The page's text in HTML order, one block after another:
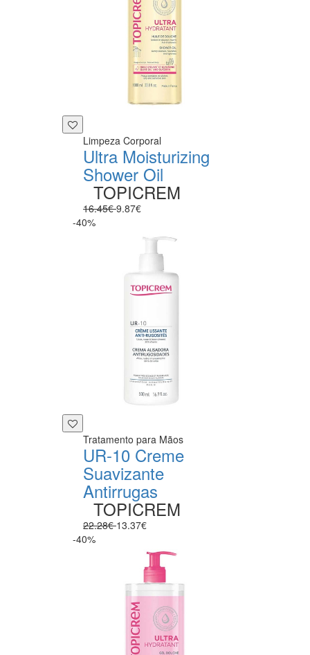
Limpeza Corporal
Ultra Moisturizing
Shower Oil
TOPICREM
16.45€9.87€
-40%
Tratamento para Mãos
UR-10 Creme
Suavizante
Antirrugas
TOPICREM
22.28€13.37€
-40%